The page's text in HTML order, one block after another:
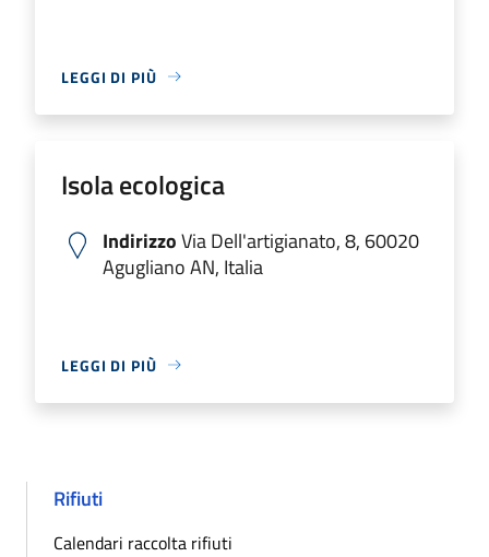
LEGGI DI PIÙ
Isola ecologica
IndirizzoVia Dell'artigianato, 8, 60020
Agugliano AN, Italia
LEGGI DI PIÙ
Rifiuti
Calendari raccolta rifiuti